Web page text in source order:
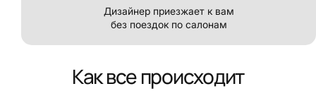
Дизайнер приезжает к вам
без поездок по салонам
Как все происходит